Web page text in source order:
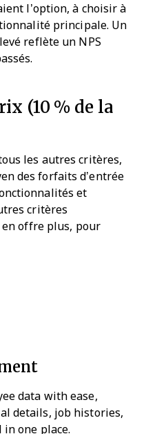
l’option, à choisir à
principale. Un
reflète un NPS
(10 % de la
les autres critères,
des forfaits d’entrée
et
critères
en offre plus, pour
data with ease,
details, job histories,
one place.